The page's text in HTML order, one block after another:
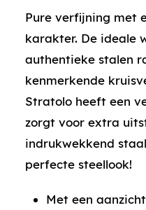
Pure verfijning met
karakter. De ideale
authentieke stalen
kenmerkende
Stratolo heeft een
zorgt voor extra
indrukwekkend
perfecte steellook!
Met een